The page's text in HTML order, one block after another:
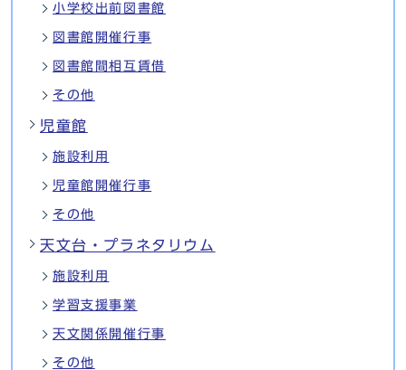
小学校出前図書館
図書館開催行事
図書館間相互賃借
その他
児童館
施設利用
児童館開催行事
その他
天文台・プラネタリウム
施設利用
学習支援事業
天文関係開催行事
その他